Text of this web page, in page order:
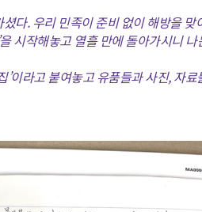
다. 우리 민족이 준비 없이 해방을 맞
시작해놓고 열흘 만에 돌아가시니
이라고 붙여놓고 유품들과 사진, 자